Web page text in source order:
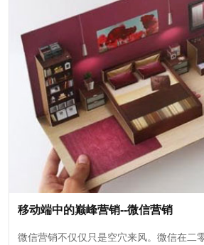
移动端中的巅峰营销--微信营销